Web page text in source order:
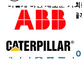
어떻게 하면 새로운 기
울 수 있을
에너지 및 힘 클라